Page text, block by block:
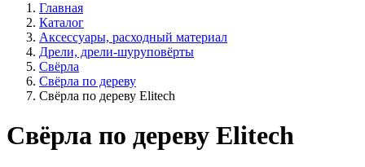
Главная
Каталог
Аксессуары, расходный материал
Дрели, дрели-шуруповёрты
Свёрла
Свёрла по дереву
Свёрла по дереву Elitech
Свёрла по дереву Elitech